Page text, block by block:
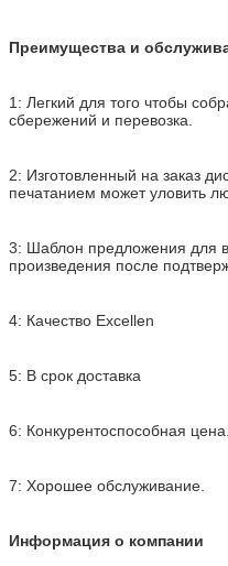
Преимущества и
1: Легкий для того чтобы
сбережений и перевозка.
2: Изготовленный на заказ
печатанием может уловить
3: Шаблон предложения для
произведения после
4: Качество Excellen
5: В срок доставка
6: Конкурентоспособная цена.
7: Хорошее обслуживание.
Информация о компании